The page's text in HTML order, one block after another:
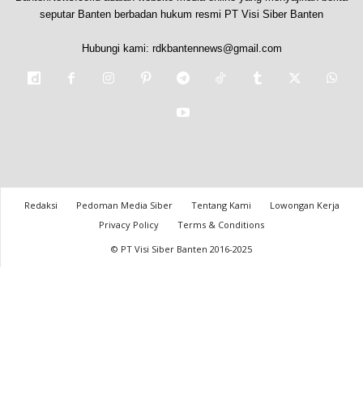
seputar Banten berbadan hukum resmi PT Visi Siber Banten
Hubungi kami: rdkbantennews@gmail.com
Redaksi Pedoman Media Siber Tentang Kami
Lowongan Kerja
Privacy Policy
Terms & Conditions
© PT Visi Siber Banten 2016-2025